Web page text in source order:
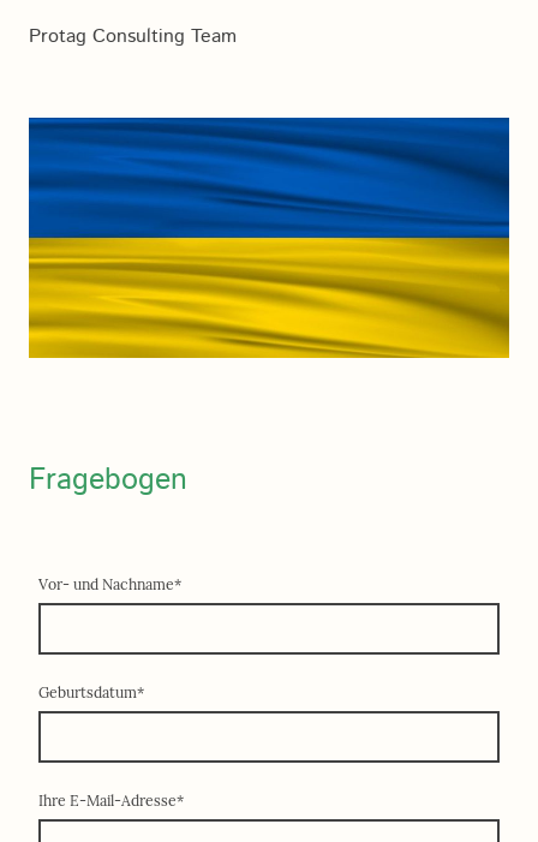
Protag Consulting Team
Fragebogen
Vor- und Nachname*
Geburtsdatum*
Ihre E-Mail-Adresse*